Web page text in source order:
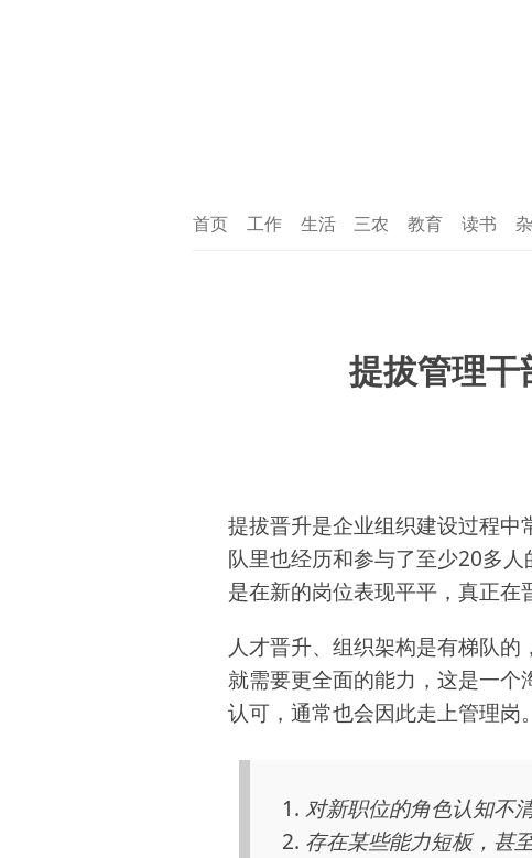
首页 工作 生活 三农 教育 读书
提拔管理干
提拔晋升是企业组织建设过程
队里也经历和参与了至少20多
是在新的岗位表现平平，真正在
人才晋升、组织架构是有梯队
就需要更全面的能力，这是一
认可，通常也会因此走上管理岗
对新职位的角色认知不
存在某些能力短板，甚